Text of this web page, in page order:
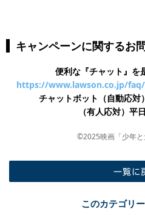
キャンペーンに関するお
便利な『チャット』を
https://www.lawson.co.jp/
チャットボット（自動応対
（有人応対）平
©2025映画「少年
このカテゴリ